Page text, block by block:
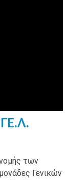
των
Γενικών